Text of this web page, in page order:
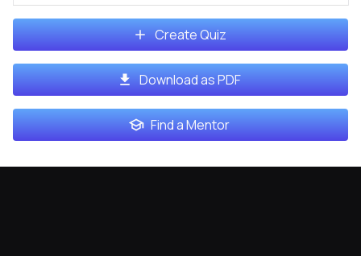
Create Quiz
Download as PDF
Find a Mentor